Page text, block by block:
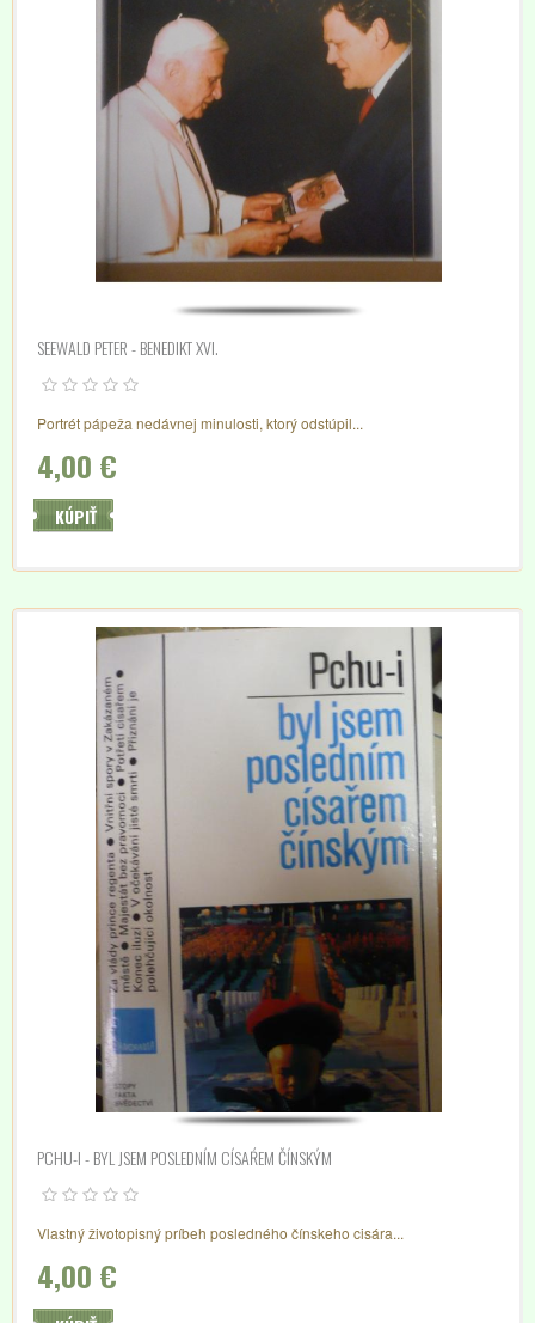
SEEWALD PETER - BENEDIKT XVI.
Portrét pápeža nedávnej minulosti, ktorý odstúpil...
4,00 €
KÚPIŤ
PCHU-I - BYL JSEM POSLEDNÍM CÍSAŔEM ČÍNSKÝM
Vlastný životopisný príbeh posledného čínskeho cisára...
4,00 €